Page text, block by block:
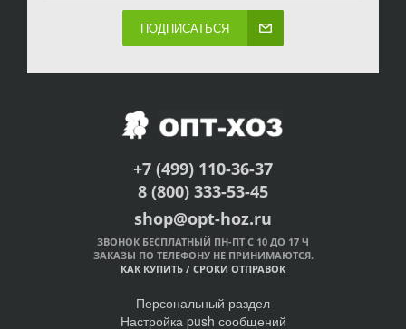
ПОДПИСАТЬСЯ
+7 (499) 110-36-37
8 (800) 333-53-45
shop@opt-hoz.ru
ЗВОНОК БЕСПЛАТНЫЙ ПН-ПТ С 10 ДО 17 Ч
ЗАКАЗЫ ПО ТЕЛЕФОНУ НЕ ПРИНИМАЮТСЯ.
КАК КУПИТЬ / СРОКИ ОТПРАВОК
Персональный раздел
Настройка push сообщений